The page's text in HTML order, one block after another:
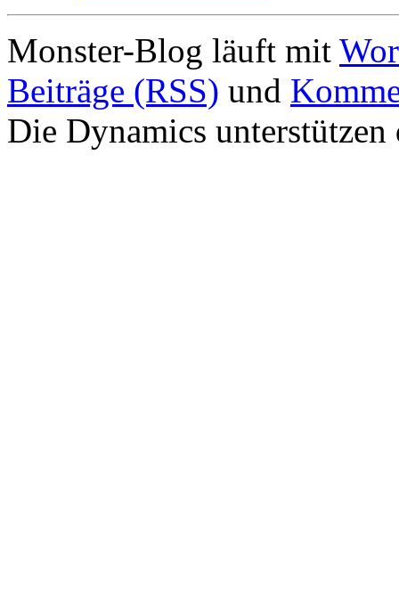
Monster-Blog läuft mit
Beiträge (RSS) und
Die Dynamics